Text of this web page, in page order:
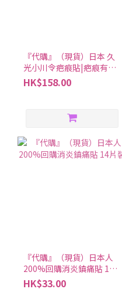
『代購』（現貨）日本 久
光小川令疤痕貼|疤痕有救
啦
HK$158.00
『代購』（現貨）日本人
200%回購消炎鎮痛貼 14
片裝
HK$33.00